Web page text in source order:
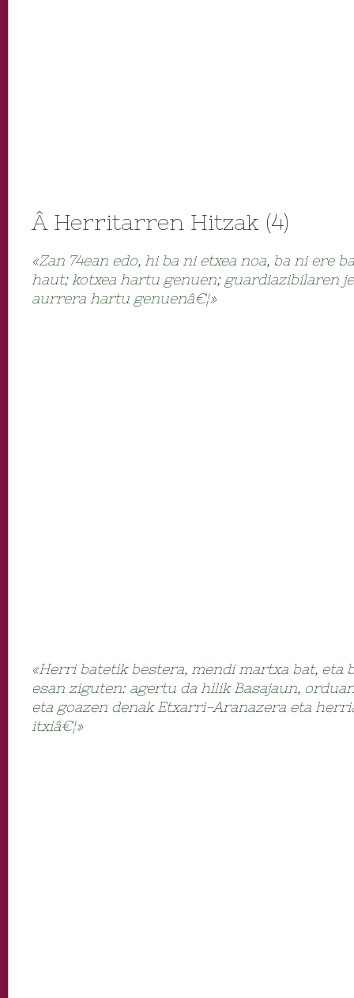
Â Herritarren Hitzak (4)
«Zan 74ean edo, hi ba ni etxea noa, ba ni ere
haut; kotxea hartu genuen; guardiazibilaren
aurrera hartu genuenâ€¦»
«Herri batetik bestera, mendi martxa bat, eta
esan ziguten: agertu da hilik Basajaun,
eta goazen denak Etxarri-Aranazera eta
itxiâ€¦»